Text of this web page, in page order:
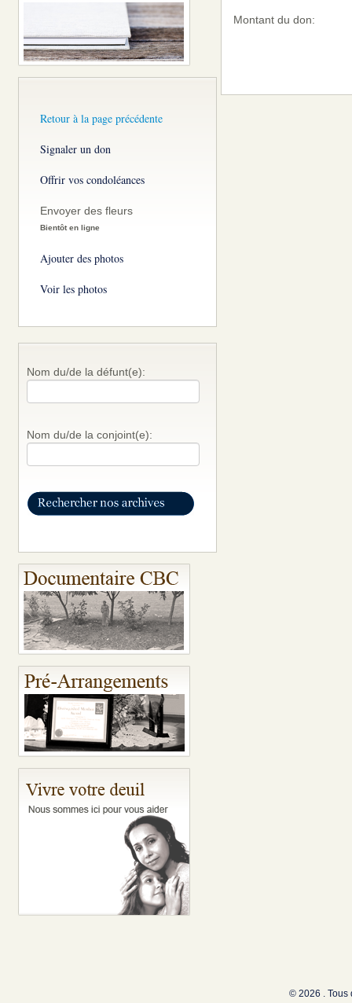
Retour à la page précédente
Signaler un don
Offrir vos condoléances
Envoyer des fleurs
Bientôt en ligne
Ajouter des photos
Voir les photos
Nom du/de la défunt(e):
Nom du/de la conjoint(e):
Montant du don:
© 2026 . Tous